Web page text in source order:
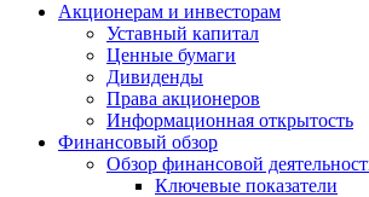
Акционерам и инвесторам
Уставный капитал
Ценные бумаги
Дивиденды
Права акционеров
Информационная открытость
Финансовый обзор
Обзор финансовой
Ключевые показатели